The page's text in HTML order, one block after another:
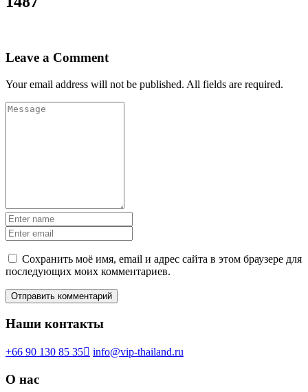
Leave a Comment
Your email address will not be published. All fields are required.
Сохранить моё имя, email и адрес сайта в этом браузере для
последующих моих комментариев.
Наши контакты
+66 90 130 85 35 info@vip-thailand.ru
О нас